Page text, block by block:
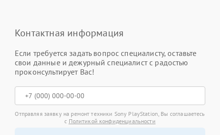
Контактная информация
Если требуется задать вопрос специалисту, оставьте
свои данные и дежурный специалист с радостью
проконсультирует Вас!
Отправляя заявку на ремонт техники Sony PlayStation, Вы соглашаетесь
с Политикой конфиденциальности